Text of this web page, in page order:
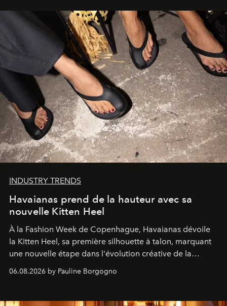
INDUSTRY TRENDS
Havaianas prend de la hauteur avec sa
nouvelle Kitten Heel
À la Fashion Week de Copenhague, Havaianas dévoile
la Kitten Heel, sa première silhouette à talon, marquant
une nouvelle étape dans l'évolution créative de la
06.08.2026 by Pauline Borgogno